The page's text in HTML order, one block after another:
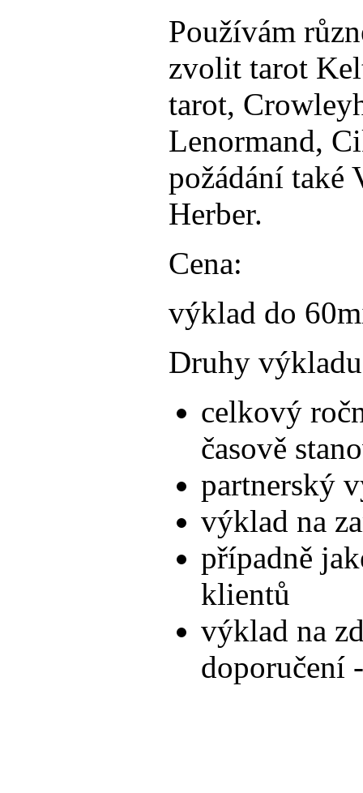
Používám
zvolit tarot
tarot,
Lenormand,
požádání také
Herber.
Cena:
výklad do
Druhy
celkový
časově
partnerský
výklad na
případně
klientů
výklad na
doporučení